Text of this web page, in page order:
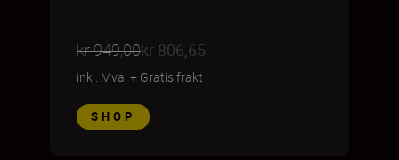
kr 949,00kr 806,65
inkl. Mva. + Gratis frakt
SHOP